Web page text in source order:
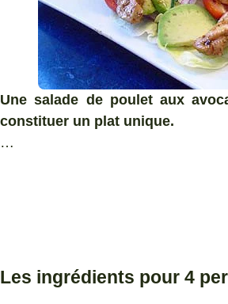
Une salade de poulet aux
constituer un plat unique.
…
Les ingrédients pour 4